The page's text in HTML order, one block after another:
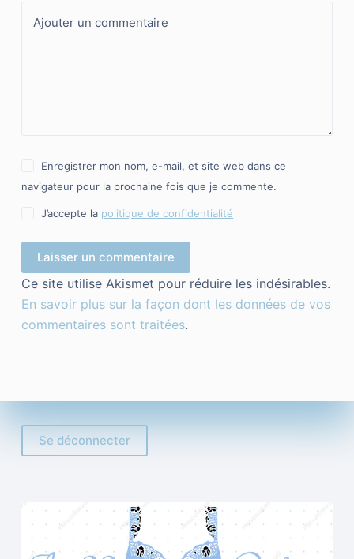
Ajouter un commentaire
Enregistrer mon nom, e-mail, et site web dans ce
navigateur pour la prochaine fois que je commente.
J’accepte la politique de confidentialité
Laisser un commentaire
Ce site utilise Akismet pour réduire les indésirables.
En savoir plus sur la façon dont les données de vos
commentaires sont traitées.
Se déconnecter